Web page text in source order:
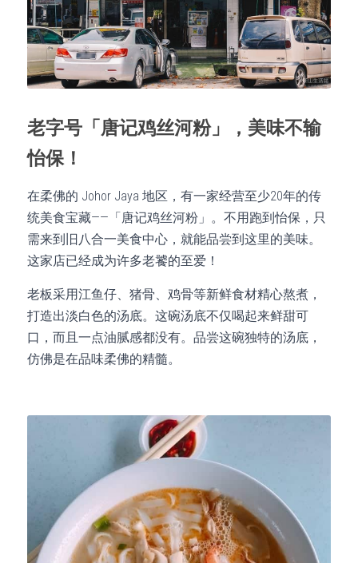
老字号「唐记鸡丝河粉」，美味不输
怡保！
在柔佛的 Johor Jaya 地区，有一家经营至少20年的传
统美食宝藏——「唐记鸡丝河粉」。不用跑到怡保，只
需来到旧八合一美食中心，就能品尝到这里的美味。
这家店已经成为许多老饕的至爱！
老板采用江鱼仔、猪骨、鸡骨等新鲜食材精心熬煮，
打造出淡白色的汤底。这碗汤底不仅喝起来鲜甜可
口，而且一点油腻感都没有。品尝这碗独特的汤底，
仿佛是在品味柔佛的精髓。